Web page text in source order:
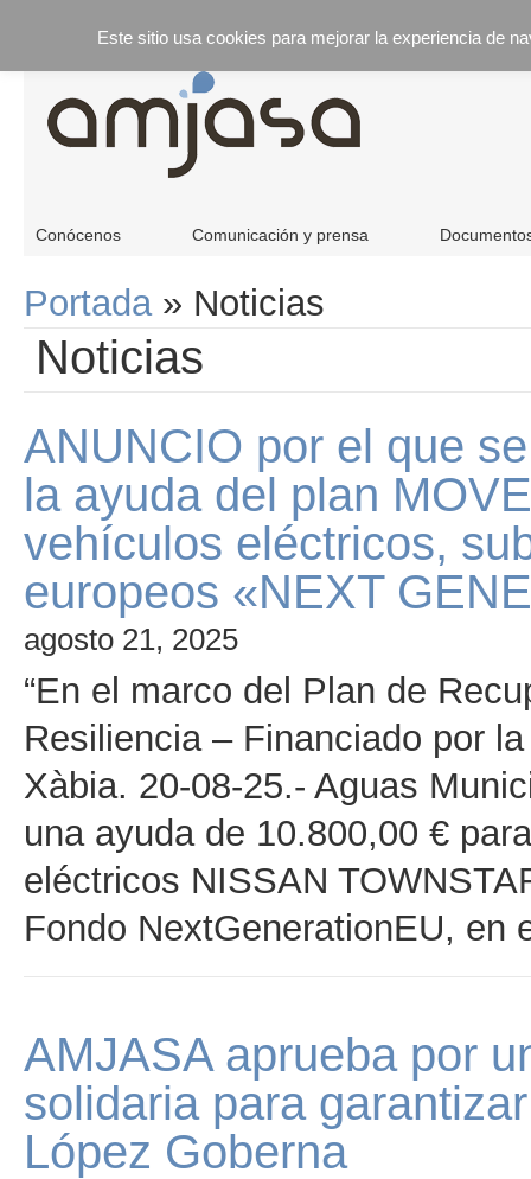
Conócenos Comunicación y prensa
Portada» Noticias
Noticias
ANUNCIO por el que
la ayuda del plan
vehículos eléctricos,
europeos «NEXT
agosto 21, 2025
“En el marco del Plan de
Resiliencia – Financiado por
Xàbia. 20-08-25.- Aguas
una ayuda de 10.800,00 €
eléctricos NISSAN
Fondo NextGenerationEU,
AMJASA aprueba por
solidaria para
López Goberna
Este sitio usa cookies para mejorar la experiencia de